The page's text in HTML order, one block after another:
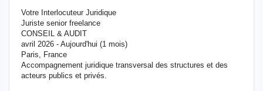
Votre Interlocuteur Juridique
Juriste senior freelance
CONSEIL & AUDIT
avril 2026 - Aujourd'hui (1 mois)
Paris, France
Accompagnement juridique transversal des structures et des
acteurs publics et privés.